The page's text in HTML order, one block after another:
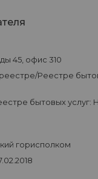
45, офис 310
Реестре
бытовых услуг:
горисполком